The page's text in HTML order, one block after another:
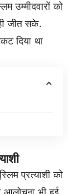
उम्मीदवारों को
जीत सके.
दिया था
प्रत्याशी को